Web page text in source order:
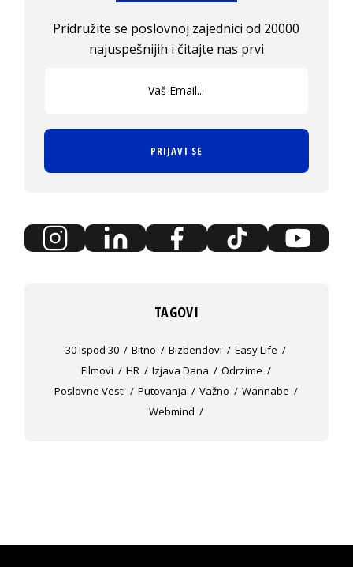
Pridružite se poslovnoj zajednici od 20000
najuspešnijih i čitajte nas prvi
PRIJAVI SE
TAGOVI
30 Ispod 30 Bitno Bizbendovi
Easy Life
Filmovi
HR Izjava Dana
Odrzime
Poslovne Vesti
Putovanja Važno
Wannabe
Webmind